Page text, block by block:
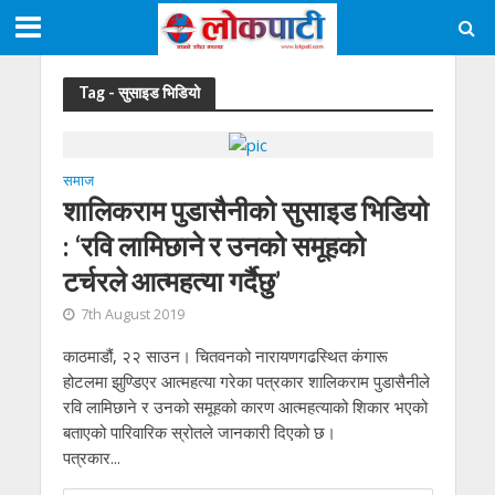
Tag - सुसाइड भिडियो
समाज
शालिकराम पुडासैनीको सुसाइड भिडियो
: ‘रवि लामिछाने र उनको समूहको
टर्चरले आत्महत्या गर्दैछु’
7th August 2019
काठमाडौं, २२ साउन। चितवनको नारायणगढस्थित कंगारू
होटलमा झुण्डिएर आत्महत्या गरेका पत्रकार शालिकराम पुडासैनीले
रवि लामिछाने र उनको समूहको कारण आत्महत्याको शिकार भएको
बताएको पारिवारिक स्रोतले जानकारी दिएको छ।
पत्रकार...